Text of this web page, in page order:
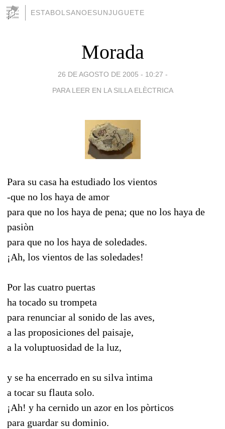
ESTABOLSANOESUNJUGUETE
Morada
26 DE AGOSTO DE 2005 - 10:27 -
PARA LEER EN LA SILLA ELÈCTRICA
Para su casa ha estudiado los vientos
-que no los haya de amor
para que no los haya de pena; que no los haya de
pasiòn
para que no los haya de soledades.
¡Ah, los vientos de las soledades!
Por las cuatro puertas
ha tocado su trompeta
para renunciar al sonido de las aves,
a las proposiciones del paisaje,
a la voluptuosidad de la luz,
y se ha encerrado en su silva ìntima
a tocar su flauta solo.
¡Ah! y ha cernido un azor en los pòrticos
para guardar su dominio.